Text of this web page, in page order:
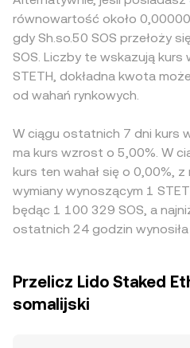
równowartość około
gdy Sh.so.50 SOS przełoży
SOS. Liczby te wskazują kurs
STETH, dokładna kwota
od wahań rynkowych.
W ciągu ostatnich 7 dni kurs
ma kurs wzrost o 5,00%. W
kurs ten wahał się o 0,00%,
wymiany wynoszącym 1
będąc 1 100 329 SOS, a
ostatnich 24 godzin
Przelicz Lido Staked
somalijski